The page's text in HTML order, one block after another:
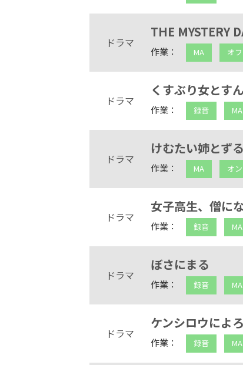
ドラマ
THE MYSTERY
作業： MA オ
ドラマ
くすぶり女とす
作業： 録音 MA
ドラマ
けむたい姉とず
作業： MA オ
ドラマ
女子高生、僧にな
作業： 録音 MA
ドラマ
ぼさにまる
作業： 録音 MA
ドラマ
ケンシロウによ
作業： 録音 MA